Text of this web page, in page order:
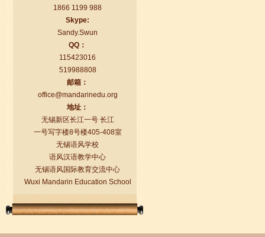
语风汉语学生Florent
我非常喜欢无锡语风汉语学校，这里真
的有最简单的汉语学习方法，我学习汉
语的速度比我原来打算的快得多。我的
汉语老师们都非常可...
1866 1199 988
Skype:
Sandy.Swun
QQ：
115423016
519988808
邮箱：
office@mandarinedu.org
地址：
无锡新区长江一号 长江
一号写字楼8号楼405-408室
无锡语风学校
语风汉语教学中心
无锡语风国际教育交流中心
Wuxi Mandarin Education School